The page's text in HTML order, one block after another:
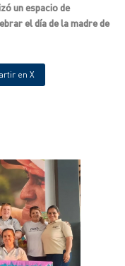
un espacio de
el día de la madre de
en X